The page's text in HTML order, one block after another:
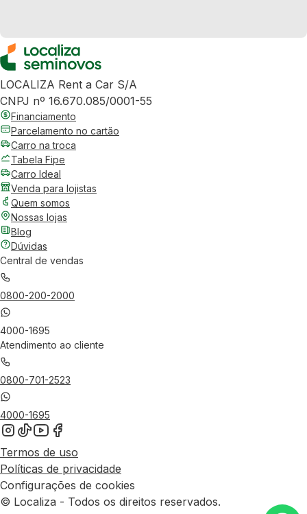
LOCALIZA Rent a Car S/A
CNPJ nº 16.670.085/0001-55
Financiamento
Parcelamento no cartão
Carro na troca
Tabela Fipe
Carro Ideal
Venda para lojistas
Quem somos
Nossas lojas
Blog
Dúvidas
Central de vendas
0800-200-2000
4000-1695
Atendimento ao cliente
0800-701-2523
4000-1695
Termos de uso
Políticas de privacidade
Configurações de cookies
© Localiza - Todos os direitos reservados.